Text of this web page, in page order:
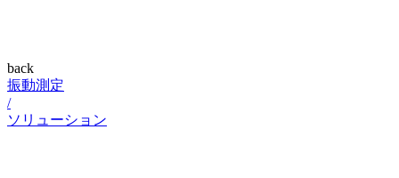
back
振動測定
/
ソリューション